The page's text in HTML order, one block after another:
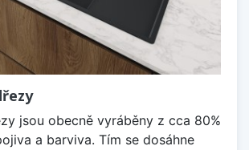
jsou obecně vyráběny z cca 80%
a barviva. Tím se dosáhne